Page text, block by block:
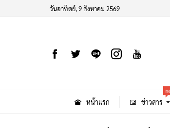
วันอาทิตย์, 9 สิงหาคม 2569
หน้าแรก ข่าวสาร